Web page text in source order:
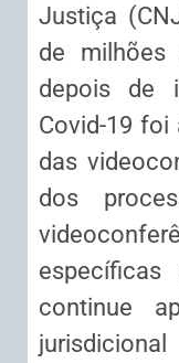
Justiça
de milhões
depois de
Covid-19 foi
das
dos
continue